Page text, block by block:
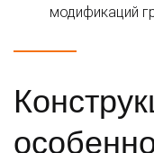
модификаций